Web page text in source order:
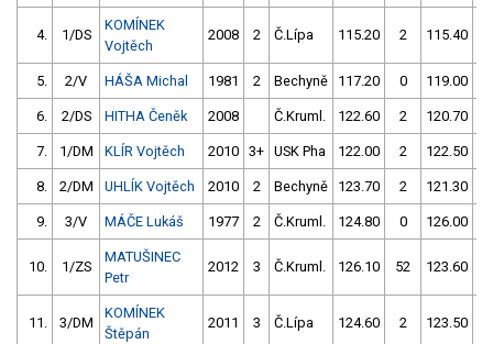
4. 1/DS
KOMÍNEK
Vojtěch
2008 2 Č.Lípa 115.20 2 115.40
5. 2/V HÁŠA Michal 1981 2 Bechyně 117.20 0 119.00
6. 2/DS HITHA Čeněk 2008 Č.Kruml. 122.60 2 120.70
7. 1/DM KLÍR Vojtěch 2010 3+ USK Pha 122.00 2 122.50
8. 2/DM UHLÍK Vojtěch 2010 2 Bechyně 123.70 2 121.30
9. 3/V MÁČE Lukáš 1977 2 Č.Kruml. 124.80 0 126.00
10. 1/ZS
MATUŠINEC
Petr
2012 3 Č.Kruml. 126.10 52 123.60
11. 3/DM
KOMÍNEK
Štěpán
2011 3 Č.Lípa 124.60 2 123.50